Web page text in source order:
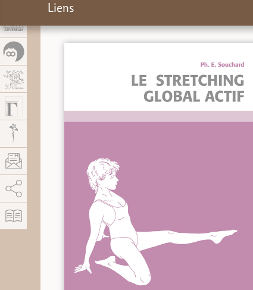
Liens
AddThis está deshabilitado.